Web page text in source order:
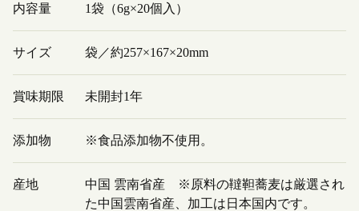
内容量 1袋（6g×20個入）
サイズ 袋／約257×167×20mm
賞味期限 未開封1年
添加物 ※食品添加物不使用。
産地
中国 雲南省産 ※原料の韃靼蕎麦は厳選され
た中国雲南省産、加工は日本国内です。